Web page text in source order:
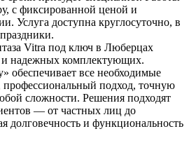
с фиксированной ценой и
Услуга доступна круглосуточно, в
Vitra под ключ в Люберцах
и надежных комплектующих.
обеспечивает все необходимые
профессиональный подход, точную
сложности. Решения подходят
— от частных лиц до
долговечность и функциональность